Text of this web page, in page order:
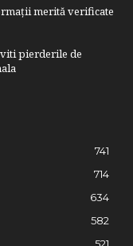
merită verificate
pierderile de
741
714
634
582
521